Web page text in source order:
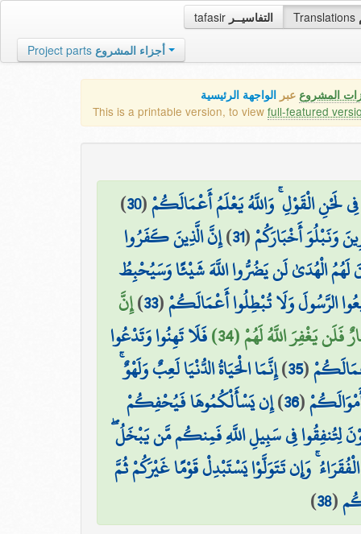
tafasir التفاسيــر Translations
Project parts أجزاء المشروع
المشروع عبر الواجهة الرئيسية
This is a printable version, to view full-featured
لَحْنِ الْقَوْلِ ۚ وَاللَّهُ يَعْلَمُ أَعْمَالَكُمْ(
30
)
وَنَبْلُوَ أَخْبَارَكُمْ(
31
)إِنَّ الَّذِينَ كَفَرُوا
لَهُمُ الْهُدَىٰ لَن يَضُرُّوا اللَّهَ شَيْئًا وَسَيُحْبِطُ
الرَّسُولَ وَلَا تُبْطِلُوا أَعْمَالَكُمْ(
33
)إِنَّ
يَغْفِرَ اللَّهُ لَهُمْ (34)
فَلَا تَهِنُوا وَتَدْعُوا
(
35
)إِنَّمَا الْحَيَاةُ الدُّنْيَا لَعِبٌ وَلَهْوٌ ۚ
(
36
)إِن يَسْأَلْكُمُوهَا فَيُحْفِكُمْ
لِتُنفِقُوا فِي سَبِيلِ اللَّهِ فَمِنكُم مَّن يَبْخَلُ
وَإِن تَتَوَلَّوْا يَسْتَبْدِلْ قَوْمًا غَيْرَكُمْ ثُمَّ
(
38
)